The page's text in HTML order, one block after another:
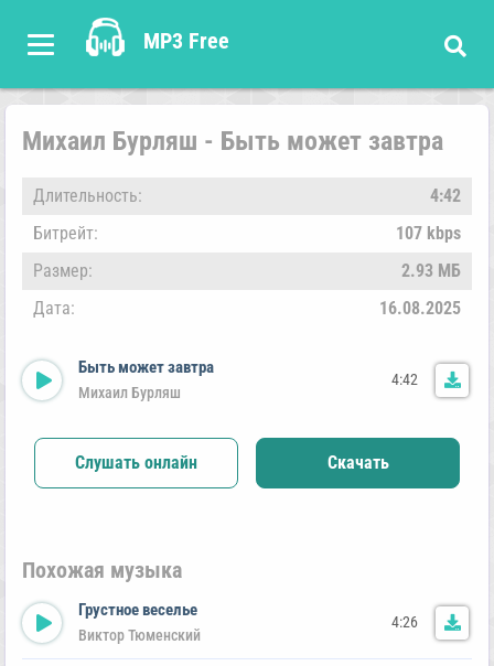
MP3 Free
Михаил Бурляш - Быть может завтра
Длительность:
4:42
Битрейт:
107 kbps
Размер:
2.93 МБ
Дата:
16.08.2025
Быть может завтра
Михаил Бурляш
4:42
Слушать онлайн Скачать
Похожая музыка
Грустное веселье
Виктор Тюменский
4:26